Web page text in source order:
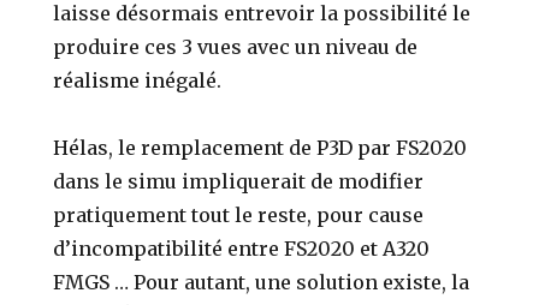
laisse désormais entrevoir la possibilité le
produire ces 3 vues avec un niveau de
réalisme inégalé.
Hélas, le remplacement de P3D par FS2020
dans le simu impliquerait de modifier
pratiquement tout le reste, pour cause
d’incompatibilité entre FS2020 et A320
FMGS … Pour autant, une solution existe, la